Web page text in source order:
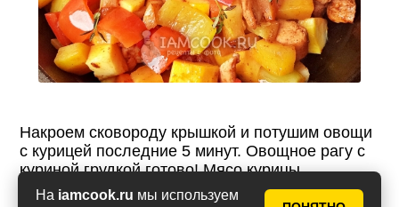
На iamcook.ru мы используем
Накроем сковороду крышкой и потушим овощи
с курицей последние 5 минут. Овощное рагу с
куриной грудкой готово! Мясо курицы
получается нежным, оно пропитано ароматами